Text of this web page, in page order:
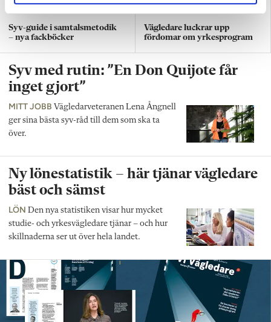
Syv-guide i samtalsmetodik
– nya fackböcker
Vägledare luckrar upp
fördomar om yrkesprogram
Syv med rutin: ”En Don Quijote får
inget gjort”
MITT JOBB Vägledarveteranen Lena Ångnell
ger sina bästa syv-råd till dem som ska ta
över.
Ny lönestatistik – här tjänar vägledare
bäst och sämst
LÖN Den nya statistiken visar hur mycket
studie- och yrkesvägledare tjänar – och hur
skillnaderna ser ut över hela landet.